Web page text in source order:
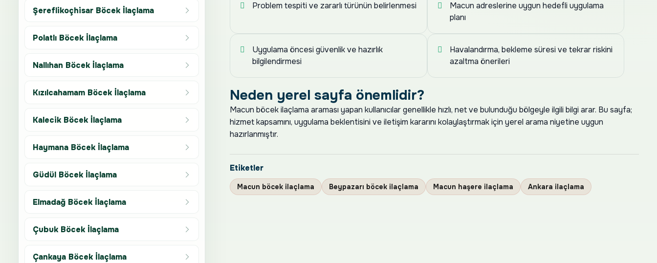
Şereflikoçhisar Böcek İlaçlama
Polatlı Böcek İlaçlama
Nallıhan Böcek İlaçlama
Kızılcahamam Böcek İlaçlama
Kalecik Böcek İlaçlama
Haymana Böcek İlaçlama
Güdül Böcek İlaçlama
Elmadağ Böcek İlaçlama
Çubuk Böcek İlaçlama
Çankaya Böcek İlaçlama
Problem tespiti ve zararlı türünün belirlenmesi
Macun adreslerine uygun hedefli uygulama
planı
Uygulama öncesi güvenlik ve hazırlık
bilgilendirmesi
Havalandırma, bekleme süresi ve tekrar riskini
azaltma önerileri
Neden yerel sayfa önemlidir?
Macun böcek ilaçlama araması yapan kullanıcılar genellikle hızlı, net ve bulunduğu bölgeyle ilgili bilgi arar. Bu sayfa;
hizmet kapsamını, uygulama beklentisini ve iletişim kararını kolaylaştırmak için yerel arama niyetine uygun
hazırlanmıştır.
Etiketler
Macun böcek ilaçlama Beypazarı böcek ilaçlama Macun haşere ilaçlama Ankara ilaçlama